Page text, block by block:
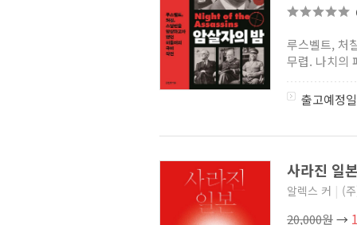
루스벨트, 처
무렵. 나치의
출고예정
사라진 일
알렉스 커 | (
20,000원→